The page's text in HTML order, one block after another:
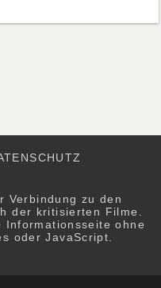
Verbindung zu den
der kritisierten Filme.
Informationsseite ohne
oder JavaScript.